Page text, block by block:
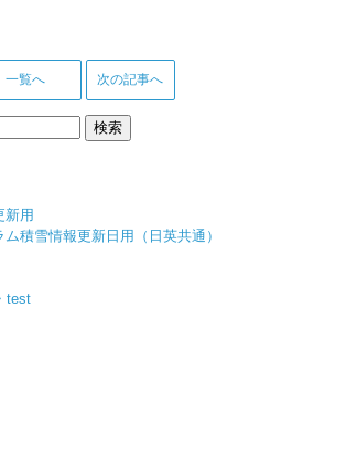
一覧へ 次の記事へ
新用
ム積雪情報更新日用（日英共通）
test